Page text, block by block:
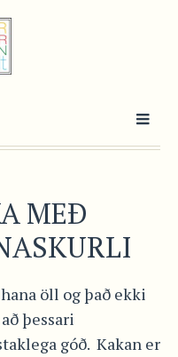
MEÐ
öll og það ekki
þessari
góð. Kakan er